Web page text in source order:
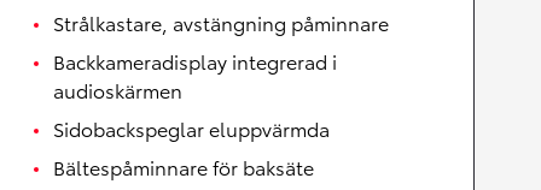
Strålkastare, avstängning påminnare
Backkameradisplay integrerad i
audioskärmen
Sidobackspeglar eluppvärmda
Bältespåminnare för baksäte